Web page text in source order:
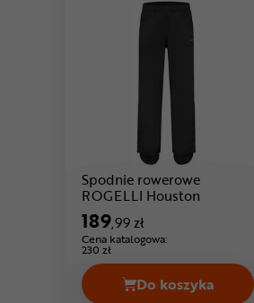
Spodnie rowerowe
ROGELLI Houston
189,99 zł
Cena katalogowa:
230 zł
Do koszyka
Spodnie